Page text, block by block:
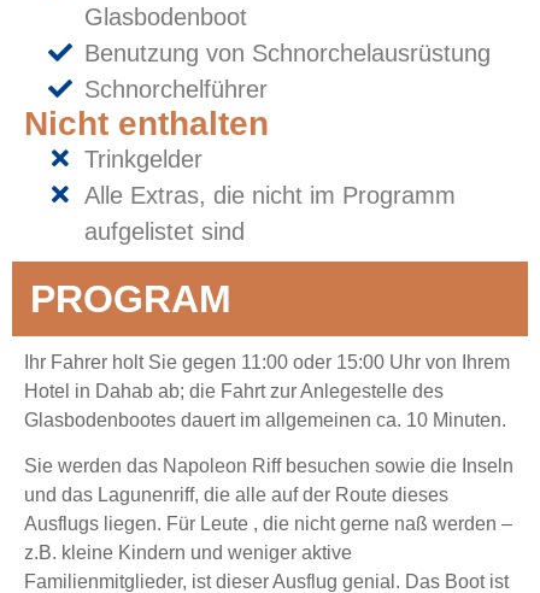
Glasbodenboot
Benutzung von Schnorchelausrüstung
Schnorchelführer
Nicht enthalten
Trinkgelder
Alle Extras, die nicht im Programm
aufgelistet sind
PROGRAM
Ihr Fahrer holt Sie gegen 11:00 oder 15:00 Uhr von Ihrem
Hotel in Dahab ab; die Fahrt zur Anlegestelle des
Glasbodenbootes dauert im allgemeinen ca. 10 Minuten.
Sie werden das Napoleon Riff besuchen sowie die Inseln
und das Lagunenriff, die alle auf der Route dieses
Ausflugs liegen. Für Leute , die nicht gerne naß werden –
z.B. kleine Kindern und weniger aktive
Familienmitglieder, ist dieser Ausflug genial. Das Boot ist